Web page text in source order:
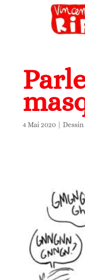
4 Mai 2020| Dessin